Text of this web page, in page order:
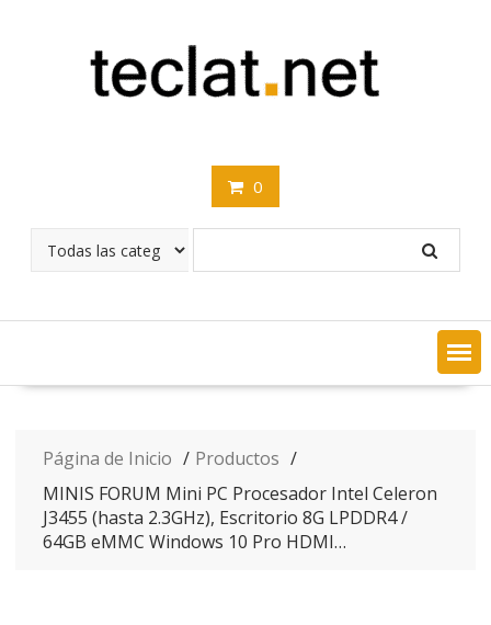
0
Página de Inicio
Productos
MINIS FORUM Mini PC Procesador Intel Celeron
J3455 (hasta 2.3GHz), Escritorio 8G LPDDR4 /
64GB eMMC Windows 10 Pro HDMI…